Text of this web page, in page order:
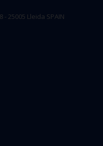
- 25005 Lleida SPAIN